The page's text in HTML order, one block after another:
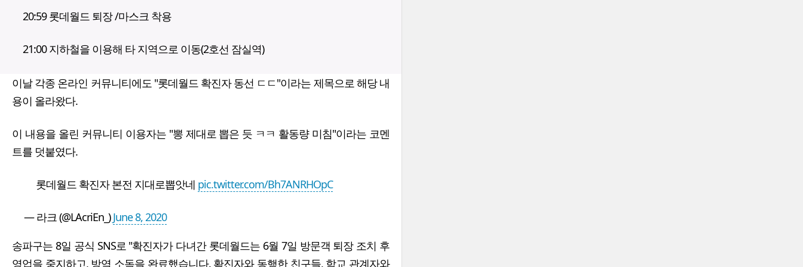
20:59 롯데월드 퇴장 /마스크 착용
21:00 지하철을 이용해 타 지역으로 이동(2호선 잠실역)
이날 각종 온라인 커뮤니티에도 "롯데월드 확진자 동선 ㄷㄷ"이라는 제목으로 해당 내
용이 올라왔다.
이 내용을 올린 커뮤니티 이용자는 "뽕 제대로 뽑은 듯 ㅋㅋ 활동량 미침"이라는 코멘
트를 덧붙였다.
롯데월드 확진자 본전 지대로뽑앗네 pic.twitter.com/Bh7ANRHOpC
— 라크 (@LAcriEn_)June 8, 2020
송파구는 8일 공식 SNS로 "확진자가 다녀간 롯데월드는 6월 7일 방문객 퇴장 조치 후
영업을 중지하고, 방역 소독을 완료했습니다. 확진자와 동행한 친구들, 학교 관계자와